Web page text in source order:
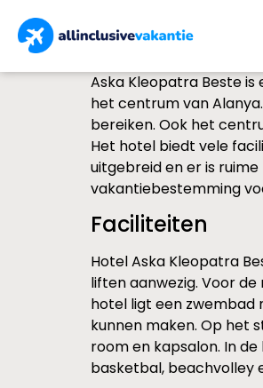
Aska Kleopatra Beste
het centrum van
bereiken. Ook het
Het hotel biedt vele
uitgebreid en er is
vakantiebestemming
Faciliteiten
Hotel Aska Kleopatra
liften aanwezig. Voor
hotel ligt een zwembad
kunnen maken. Op het
room en kapsalon. In
basketbal, beachvolley